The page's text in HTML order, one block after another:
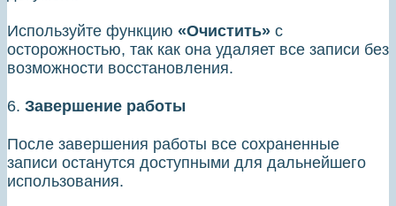
Используйте функцию «Очистить» с
осторожностью, так как она удаляет все записи без
возможности восстановления.
6. Завершение работы
После завершения работы все сохраненные
записи останутся доступными для дальнейшего
использования.